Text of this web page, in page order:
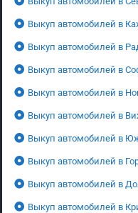
Выкуп автомобилей в
Выкуп автомобилей в
Выкуп автомобилей в
Выкуп автомобилей в
Выкуп автомобилей в
Выкуп автомобилей в
Выкуп автомобилей в
Выкуп автомобилей в
Выкуп автомобилей в